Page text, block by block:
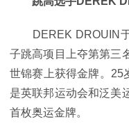
DEREK DROUIN于
子跳高项目上夺第第三
世锦赛上获得金牌。25
是英联邦运动会和泛美
首枚奥运金牌。